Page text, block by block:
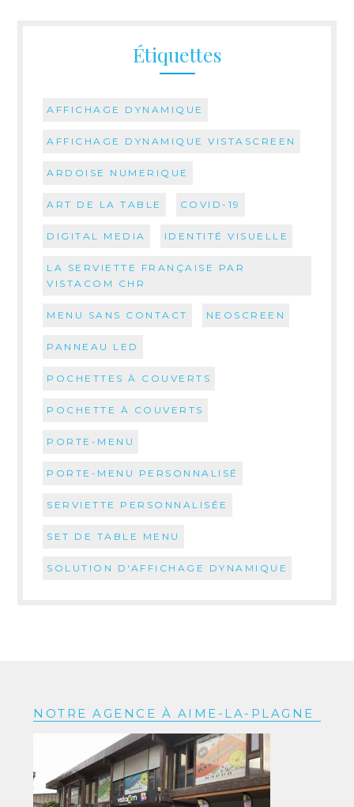
Étiquettes
AFFICHAGE DYNAMIQUE
AFFICHAGE DYNAMIQUE VISTASCREEN
ARDOISE NUMERIQUE
ART DE LA TABLE COVID-19
DIGITAL MEDIA IDENTITÉ VISUELLE
LA SERVIETTE FRANÇAISE PAR
VISTACOM CHR
MENU SANS CONTACT NEOSCREEN
PANNEAU LED
POCHETTES À COUVERTS
POCHETTE À COUVERTS
PORTE-MENU
PORTE-MENU PERSONNALISÉ
SERVIETTE PERSONNALISÉE
SET DE TABLE MENU
SOLUTION D'AFFICHAGE DYNAMIQUE
NOTRE AGENCE À AIME-LA-PLAGNE